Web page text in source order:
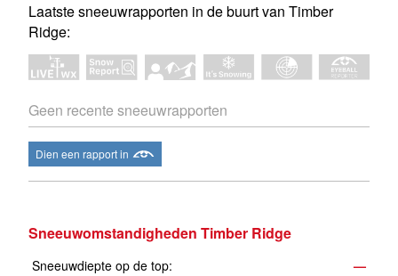
Laatste sneeuwrapporten in de buurt van Timber
Ridge:
Geen recente sneeuwrapporten
Dien een rapport in
Sneeuwomstandigheden Timber Ridge
Sneeuwdiepte op de top:
—